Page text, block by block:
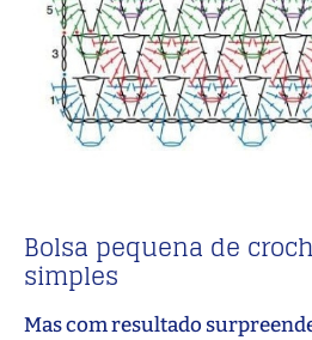
Bolsa pequena de
simples
Mas com resultado